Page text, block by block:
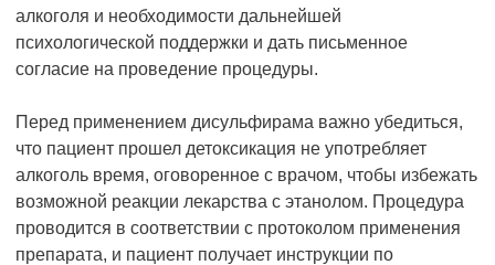
алкоголя и необходимости дальнейшей
психологической поддержки и дать письменное
согласие на проведение процедуры.
Перед применением дисульфирама важно убедиться,
что пациент прошел детоксикация не употребляет
алкоголь время, оговоренное с врачом, чтобы избежать
возможной реакции лекарства с этанолом. Процедура
проводится в соответствии с протоколом применения
препарата, и пациент получает инструкции по